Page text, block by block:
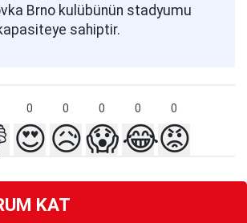
Brno kulübünün stadyumu
sahiptir.
0 0 0 0 0
😍😥😱😂😡
KAT